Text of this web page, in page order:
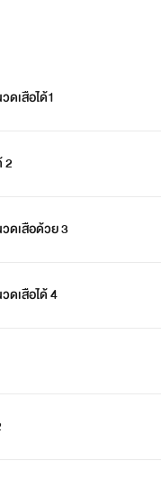
ดเสือได้1
2
ดเสือด้วย 3
ดเสือได้ 4